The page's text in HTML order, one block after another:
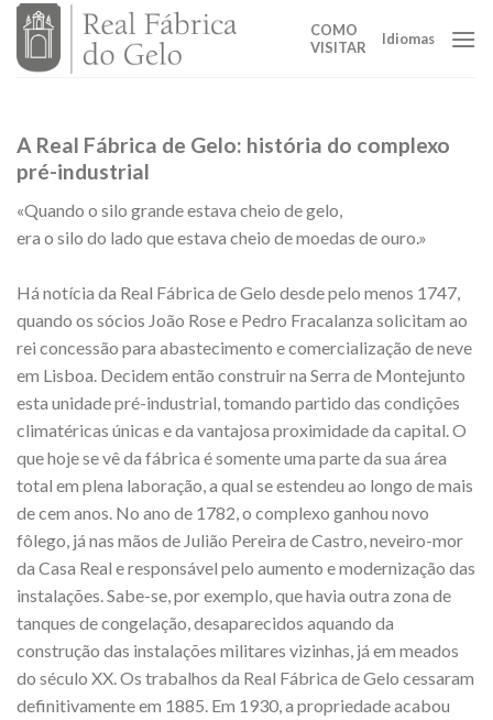
Skip
content
COMO
VISITAR
Idiomas
A Real Fábrica de Gelo: história do complexo
pré-industrial
«Quando o silo grande estava cheio de gelo,
era o silo do lado que estava cheio de moedas de ouro.»
Há notícia da Real Fábrica de Gelo desde pelo menos 1747,
quando os sócios João Rose e Pedro Fracalanza solicitam ao
rei concessão para abastecimento e comercialização de neve
em Lisboa. Decidem então construir na Serra de Montejunto
esta unidade pré-industrial, tomando partido das condições
climatéricas únicas e da vantajosa proximidade da capital. O
que hoje se vê da fábrica é somente uma parte da sua área
total em plena laboração, a qual se estendeu ao longo de mais
de cem anos. No ano de 1782, o complexo ganhou novo
fôlego, já nas mãos de Julião Pereira de Castro, neveiro-mor
da Casa Real e responsável pelo aumento e modernização das
instalações. Sabe-se, por exemplo, que havia outra zona de
tanques de congelação, desaparecidos aquando da
construção das instalações militares vizinhas, já em meados
do século XX. Os trabalhos da Real Fábrica de Gelo cessaram
definitivamente em 1885. Em 1930, a propriedade acabou